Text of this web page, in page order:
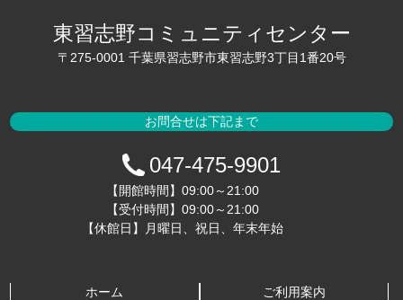
東習志野コミュニティセンター
〒275-0001 千葉県習志野市東習志野3丁目1番20号
お問合せは下記まで
047-475-9901
【開館時間】09:00～21:00
【受付時間】09:00～21:00
【休館日】月曜日、祝日、年末年始
ホーム
ご利用案内